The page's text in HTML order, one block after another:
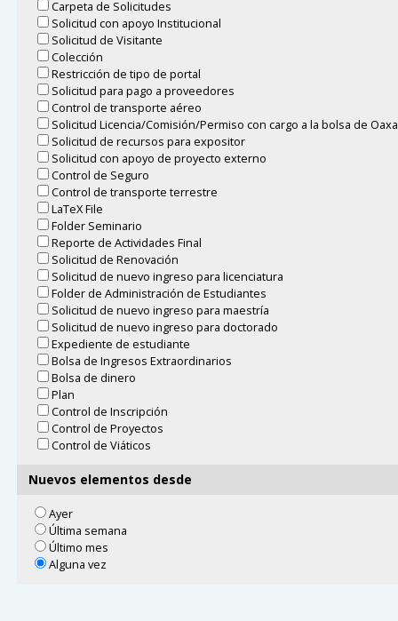
Carpeta de Solicitudes
Solicitud con apoyo Institucional
Solicitud de Visitante
Colección
Restricción de tipo de portal
Solicitud para pago a proveedores
Control de transporte aéreo
Solicitud Licencia/Comisión/Permiso con cargo a la bolsa de
Solicitud de recursos para expositor
Solicitud con apoyo de proyecto externo
Control de Seguro
Control de transporte terrestre
LaTeX File
Folder Seminario
Reporte de Actividades Final
Solicitud de Renovación
Solicitud de nuevo ingreso para licenciatura
Folder de Administración de Estudiantes
Solicitud de nuevo ingreso para maestría
Solicitud de nuevo ingreso para doctorado
Expediente de estudiante
Bolsa de Ingresos Extraordinarios
Bolsa de dinero
Plan
Control de Inscripción
Control de Proyectos
Control de Viáticos
Nuevos elementos desde
Ayer
Última semana
Último mes
Alguna vez